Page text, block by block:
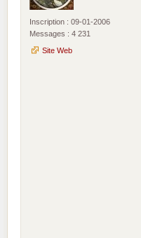
Inscription : 09-01-2006
Messages : 4 231
Site Web